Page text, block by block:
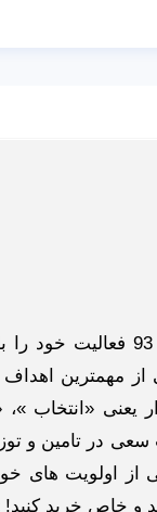
فروشگاه اینترنتی
مهمترین اهداف
«انتخاب
در تامین و
اولویت های
و خاص خرید